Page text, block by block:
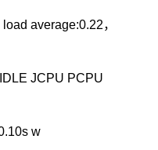
average:0.22，
JCPU PCPU
w